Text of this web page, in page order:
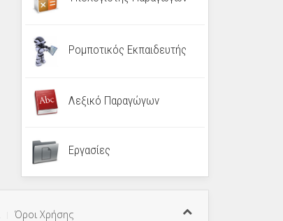
Ρομποτικός Εκπαιδευτής
Λεξικό Παραγώγων
Εργασίες
Όροι Χρήσης